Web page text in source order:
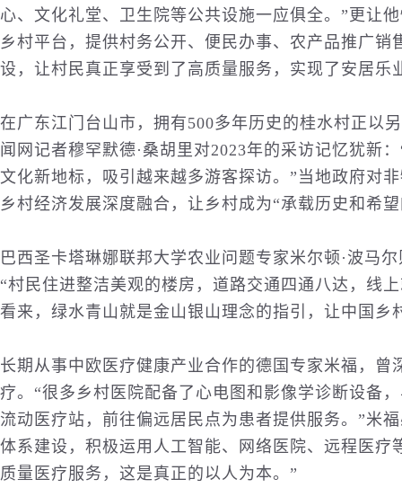
心、 文化礼堂、卫生院等公共设施一应俱全。”更让
乡村平台，提供村务公开、便民办事、农产品推广
设，让村民真正享受到了高质量服务，实现了安居乐
在广东江门台山市，拥有500多年历史 的桂水村正以
闻 网记者穆罕默德·桑胡里对2023年的采访记忆犹新
文化新地标，吸引越来越多游客探访。”当地政府对
乡村经济发展深度融合，让乡村成为“承载历史和希
巴西圣卡塔琳娜联邦大学农业问题专家米尔顿·波马
“村民住进整洁美观的楼房，道路交通 四通八达，线
看来，绿水青山就是金山银山理念的指引，让中国乡
长期从事中欧医疗健康产业合作的德国专家米福，曾
疗。“很多乡村医院配备了心电图和影像学诊断设备
流动医疗站，前往偏远居民点为患者提供服务。”米
体系建设，积极运用人工智能、网络医院、远程医
质量医疗服务，这是真正的以人为本。”